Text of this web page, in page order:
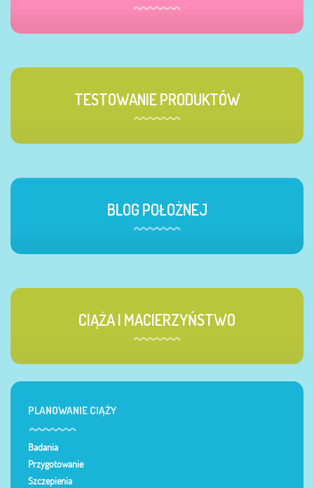
TESTOWANIE PRODUKTÓW
BLOG POŁOŻNEJ
CIĄŻA I MACIERZYŃSTWO
PLANOWANIE CIĄŻY
Badania
Przygotowanie
Szczepienia